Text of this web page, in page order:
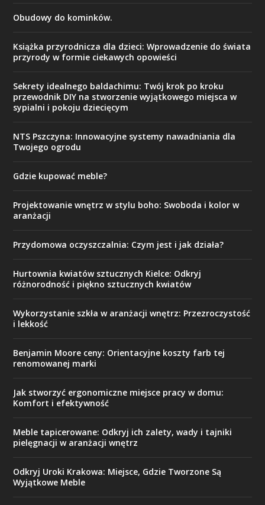
Obudowy do kominków.
Książka przyrodnicza dla dzieci: Wprowadzenie do świata
przyrody w formie ciekawych opowieści
Sekrety idealnego baldachimu: Twój krok po kroku
przewodnik DIY na stworzenie wyjątkowego miejsca w
sypialni i pokoju dziecięcym
NTS Pszczyna: Innowacyjne systemy nawadniania dla
Twojego ogrodu
Gdzie kupować meble?
Projektowanie wnętrz w stylu boho: Swoboda i kolor w
aranżacji
Przydomowa oczyszczalnia: Czym jest i jak działa?
Hurtownia kwiatów sztucznych Kielce: Odkryj
różnorodność i piękno sztucznych kwiatów
Wykorzystanie szkła w aranżacji wnętrz: Przezroczystość
i lekkość
Benjamin Moore ceny: Orientacyjne koszty farb tej
renomowanej marki
Jak stworzyć ergonomiczne miejsce pracy w domu:
Komfort i efektywność
Meble tapicerowane: Odkryj ich zalety, wady i tajniki
pielęgnacji w aranżacji wnętrz
Odkryj Uroki Krakowa: Miejsce, Gdzie Tworzone Są
Wyjątkowe Meble